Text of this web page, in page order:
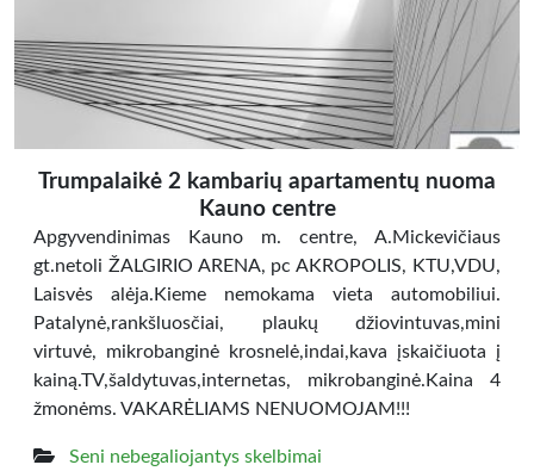
Trumpalaikė 2 kambarių apartamentų nuoma
Kauno centre
Apgyvendinimas Kauno m. centre, A.Mickevičiaus
gt.netoli ŽALGIRIO ARENA, pc AKROPOLIS, KTU,VDU,
Laisvės alėja.Kieme nemokama vieta automobiliui.
Patalynė,rankšluosčiai, plaukų džiovintuvas,mini
virtuvė, mikrobanginė krosnelė,indai,kava įskaičiuota į
kainą.TV,šaldytuvas,internetas, mikrobanginė.Kaina 4
žmonėms. VAKARĖLIAMS NENUOMOJAM!!!
Seni nebegaliojantys skelbimai